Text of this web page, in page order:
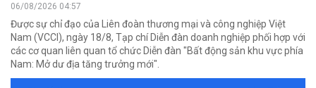
06/08/2026 04:57
Được sự chỉ đạo của Liên đoàn thương mại và công nghiệp Việt
Nam (VCCI), ngày 18/8, Tạp chí Diễn đàn doanh nghiệp phối hợp với
các cơ quan liên quan tổ chức Diễn đàn "Bất động sản khu vực phía
Nam: Mở dư địa tăng trưởng mới".